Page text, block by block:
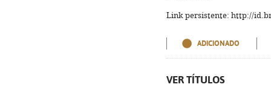
Link persistente: http://
ADICIONADO
VER TÍTULOS